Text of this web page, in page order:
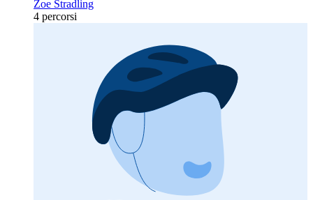
Zoe Stradling
4 percorsi